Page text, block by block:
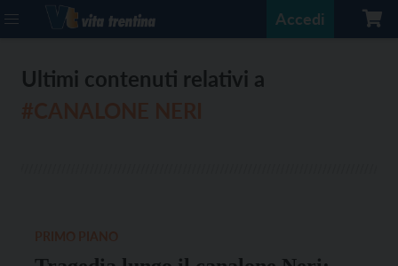
Accedi
Ultimi contenuti relativi a